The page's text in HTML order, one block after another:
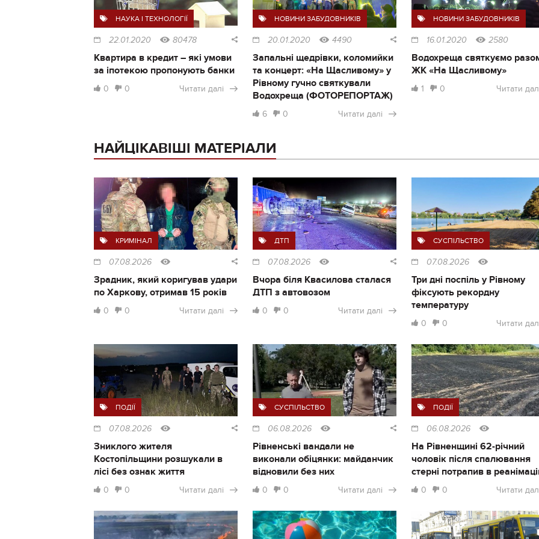
НАУКА І ТЕХНОЛОГІЇ
22.01.2020 80478
Квартира в кредит – які умови
за іпотекою пропонують банки
0 0 Читати далі
НОВИНИ ЗАБУДОВНИКІВ
20.01.2020 4490
Запальні щедрівки, коломийки
та концерт: «На Щасливому» у
Рівному гучно святкували
Водохреща (ФОТОРЕПОРТАЖ)
6 0 Читати далі
НОВИНИ ЗАБУДОВНИКІВ
16.01.2020 2580
Водохреща святкуємо
ЖК «На Щасливому»
1 0 Читати
НАЙЦІКАВІШІ МАТЕРІАЛИ
КРИМІНАЛ
07.08.2026
Зрадник, який коригував удари
по Харкову, отримав 15 років
0 0 Читати далі
ДТП
07.08.2026
Вчора біля Квасилова сталася
ДТП з автовозом
0 0 Читати далі
СУСПІЛЬСТВО
07.08.2026
Три дні поспіль у Рівному
фіксують рекордну
температуру
0 0 Читати
ПОДІЇ
07.08.2026
Зниклого жителя
Костопільщини розшукали в
лісі без ознак життя
0 0 Читати далі
СУСПІЛЬСТВО
06.08.2026
Рівненські вандали не
виконали обіцянки: майданчик
відновили без них
0 0 Читати далі
ПОДІЇ
06.08.2026
На Рівненщині 62-річний
чоловік після спалювання
стерні потрапив в
0 0 Читати